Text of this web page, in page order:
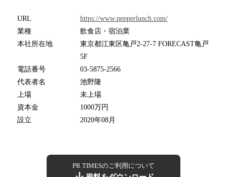
URL
https://www.pepperlunch.com/
業種
飲食店・宿泊業
本社所在地
東京都江東区亀戸2-27-7 FORECAST亀戸
5F
電話番号
03-5875-2566
代表者名
池野隆
上場
未上場
資本金
1000万円
設立
2020年08月
PR TIMESのご利用について